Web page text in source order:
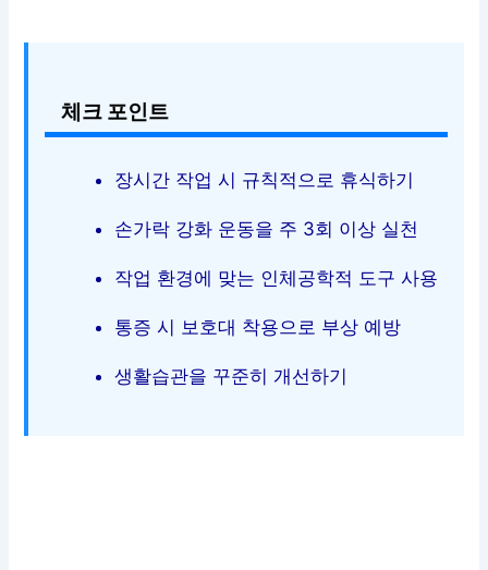
체크 포인트
장시간 작업 시 규칙적으로 휴식하기
손가락 강화 운동을 주 3회 이상 실천
작업 환경에 맞는 인체공학적 도구 사용
통증 시 보호대 착용으로 부상 예방
생활습관을 꾸준히 개선하기